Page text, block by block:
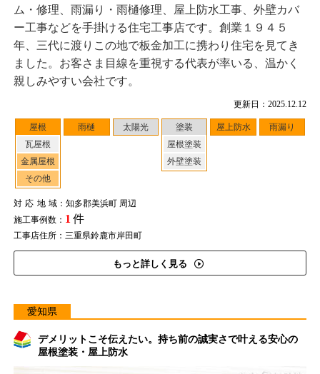
更新日：2025.12.12
屋根
瓦屋根
金属屋根
その他
雨樋 太陽光
塗装
屋根塗装
外壁塗装
屋上防水 雨漏り
対応地域：知多郡美浜町 周辺
施工事例数： 1 件
工事店住所：三重県鈴鹿市岸田町
もっと詳しく見る
ム・修理、雨漏り・雨樋修理、屋上防水工事、外壁カバ
ー工事などを手掛ける住宅工事店です。創業１９４５
年、三代に渡りこの地で板金加工に携わり住宅を見てき
ました。お客さま目線を重視する代表が率いる、温かく
親しみやすい会社です。
愛知県
デメリットこそ伝えたい。持ち前の誠実さで叶える安心の
屋根塗装・屋上防水